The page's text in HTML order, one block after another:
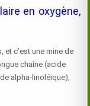
en oxygène,
et c’est une mine de
chaîne (acide
alpha-linoléique),